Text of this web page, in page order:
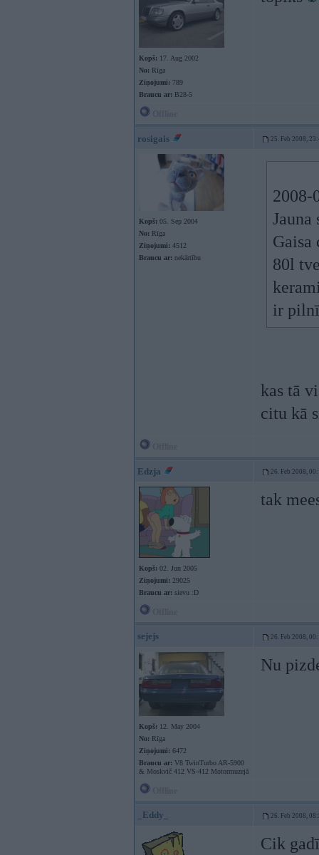
Kopš: 17. Aug 2002
No: Rīga
Ziņojumi: 789
Braucu ar: B28-5
rosigais 25. Feb 2008,
Kopš: 05. Sep 2004
No: Rīga
Ziņojumi: 4512
Braucu ar: nekārtību
2008-
Gaisa
80l
ir
kas tā
citu kā
Edzja 26. Feb 2008,
Kopš: 02. Jun 2005
Ziņojumi: 29025
Braucu ar: sievu :D
tak
sejejs 26. Feb 2008,
Kopš: 12. May 2004
No: Rīga
Ziņojumi: 6472
Braucu ar: V8 TwinTurbo AR-5900
& Moskvič 412 VS-412 Motormuzejā
Nu
_Eddy_ 26. Feb 2008,
Cik